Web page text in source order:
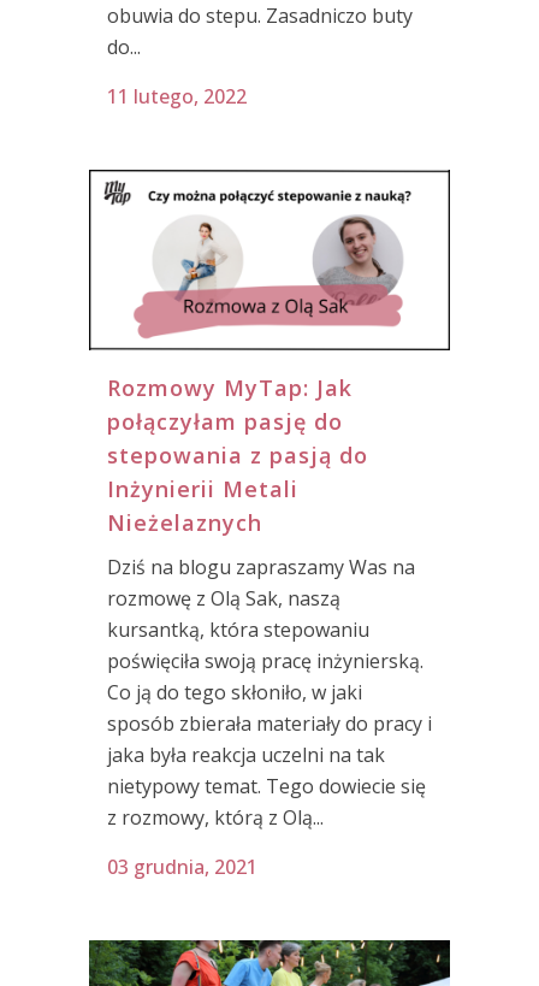
obuwia do stepu. Zasadniczo buty
do...
11 lutego, 2022
Rozmowy MyTap: Jak
połączyłam pasję do
stepowania z pasją do
Inżynierii Metali
Nieżelaznych
Dziś na blogu zapraszamy Was na
rozmowę z Olą Sak, naszą
kursantką, która stepowaniu
poświęciła swoją pracę inżynierską.
Co ją do tego skłoniło, w jaki
sposób zbierała materiały do pracy i
jaka była reakcja uczelni na tak
nietypowy temat. Tego dowiecie się
z rozmowy, którą z Olą...
03 grudnia, 2021